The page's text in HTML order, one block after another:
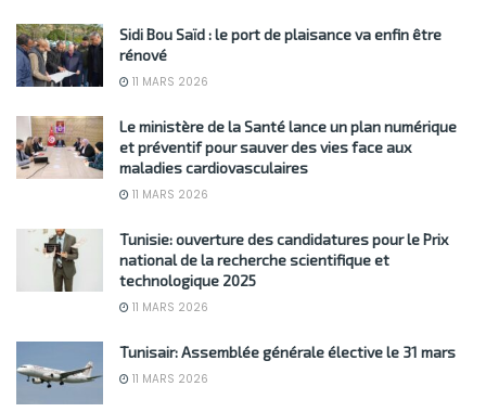
Sidi Bou Saïd : le port de plaisance va enfin être
rénové
11 MARS 2026
Le ministère de la Santé lance un plan numérique
et préventif pour sauver des vies face aux
maladies cardiovasculaires
11 MARS 2026
Tunisie: ouverture des candidatures pour le Prix
national de la recherche scientifique et
technologique 2025
11 MARS 2026
Tunisair: Assemblée générale élective le 31 mars
11 MARS 2026